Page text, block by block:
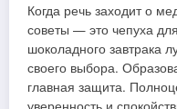
Когда речь заходит о
советы — это чепуха
шоколадного завтрака
своего выбора.
главная защита.
уверенность и